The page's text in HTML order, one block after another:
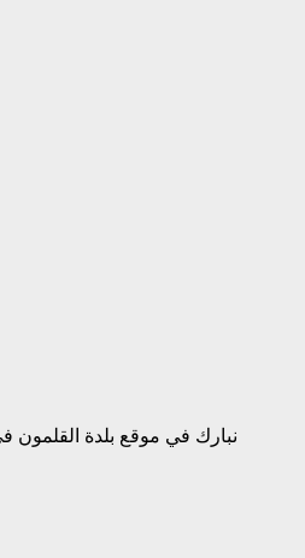
نبارك في موقع بلدة القلمون